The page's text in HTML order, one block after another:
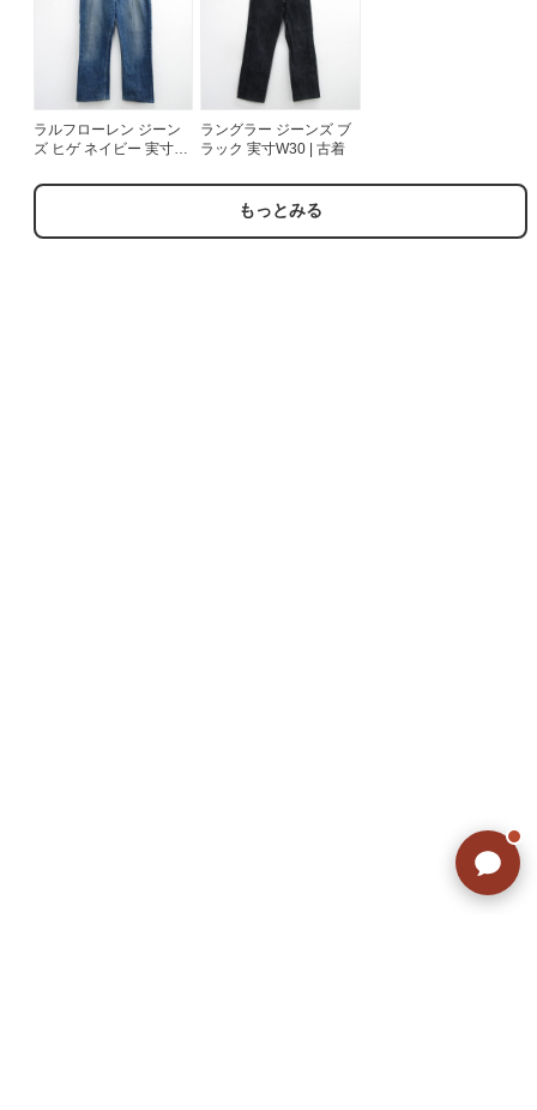
ラルフローレン ジーン
ズ ヒゲ ネイビー 実寸
ラングラー ジーンズ ブ
ラック 実寸W30 | 古着
もっとみる